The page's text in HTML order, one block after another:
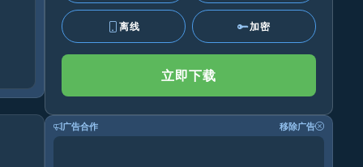
离线 加密
立即下载
广告合作 移除广告